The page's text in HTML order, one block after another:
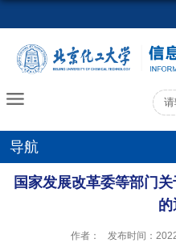
导航
国家发展改革委等部门
的
作者： 发布时间：